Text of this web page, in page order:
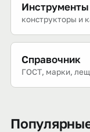
Инструменты
конструкторы и
Справочник
ГОСТ, марки,